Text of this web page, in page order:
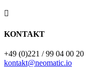

KONTAKT
+49 (0)221 / 99 04 00 20
kontakt@neomatic.io